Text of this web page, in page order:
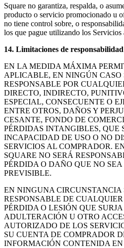
Square no garantiza, respalda, o
producto o servicio promocionado u
no tiene control sobre, o
los que pague utilizando los Servicios
14. Limitaciones de
EN LA MEDIDA MÁXIMA
APLICABLE, EN NINGÚN CASO
RESPONSABLE POR
DIRECTO, INDIRECTO,
ESPECIAL, CONSECUENTE O
ENTRE OTROS, DAÑOS Y
CESANTE, FONDO DE
PÉRDIDAS INTANGIBLES, QUE
INCAPACIDAD DE USO O NO
SERVICIOS AL COMPRADOR.
SQUARE NO SERÁ
PÉRDIDA O DAÑO QUE NO
PREVISIBLE.
EN NINGUNA CIRCUNSTANCIA
RESPONSABLE DE
PÉRDIDA O LESIÓN QUE
ADULTERACIÓN U OTRO
AUTORIZADO DE LOS
SU CUENTA DE COMPRADOR
INFORMACIÓN CONTENIDA EN